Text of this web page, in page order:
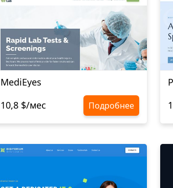
MediEyes
10,8 $/мес
Подробнее